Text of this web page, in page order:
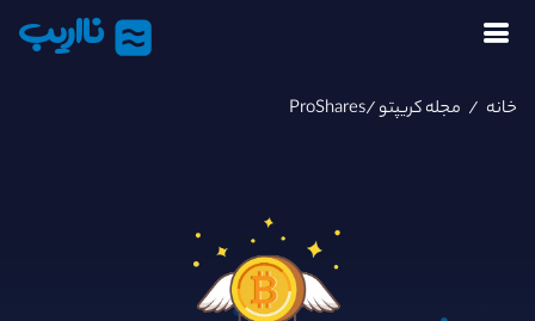
نااریب
خانه / مجله کریپتو/ProShares